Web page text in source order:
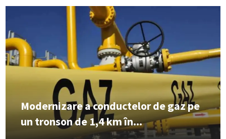
Modernizare a conductelor de gaz pe
un tronson de 1,4 km în...